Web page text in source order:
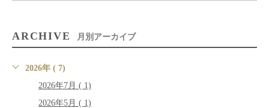
ARCHIVE 月別アーカイブ
2026年 ( 7)
2026年7月 ( 1)
2026年5月 ( 1)